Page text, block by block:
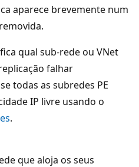
aparece brevemente num
qual sub-rede ou VNet
falhar
todas as subredes PE
IP livre usando o
.
que aloja os seus